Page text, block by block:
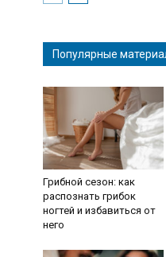
Популярные
Грибной сезон: как
распознать грибок
ногтей и избавиться от
него